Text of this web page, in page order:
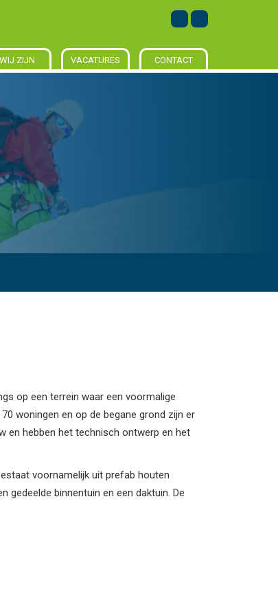
WIJ ZIJN VACATURES CONTACT
op een terrein waar een voormalige
woningen en op de begane grond zijn er
en hebben het technisch ontwerp en het
voornamelijk uit prefab houten
gedeelde binnentuin en een daktuin. De